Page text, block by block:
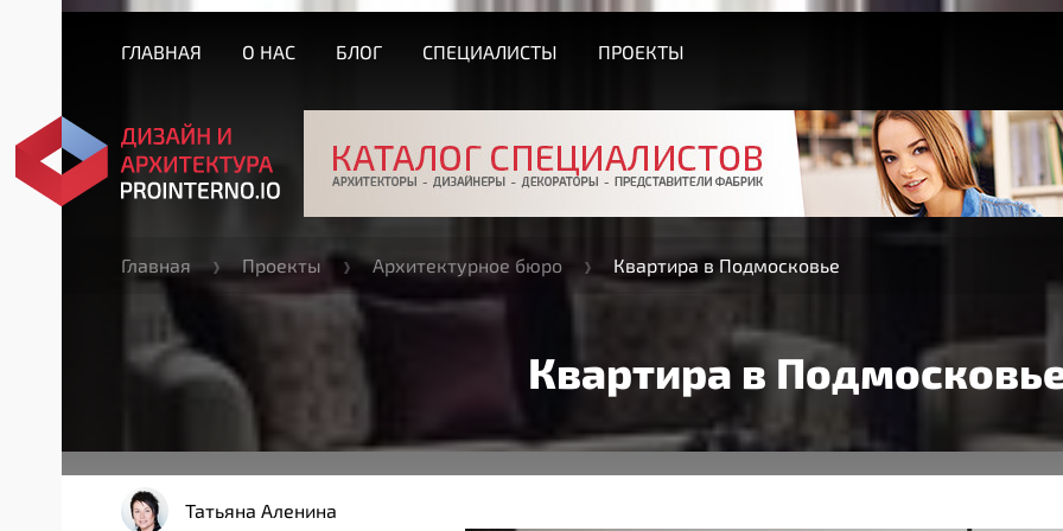
ГЛАВНАЯ О НАС БЛОГ СПЕЦИАЛИСТЫ ПРОЕКТЫ
Главная Проекты Архитектурное бюро Квартира в Подмосковье
Квартира в
Татьяна Аленина